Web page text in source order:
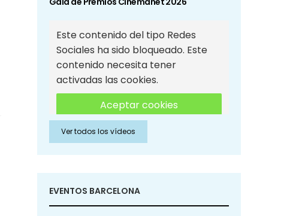
Este contenido del tipo Redes
Sociales ha sido bloqueado. Este
contenido necesita tener
activadas las cookies.
Aceptar cookies
Aceptar cookies de Redes
Sociales
Ver todos los vídeos
EVENTOS BARCELONA